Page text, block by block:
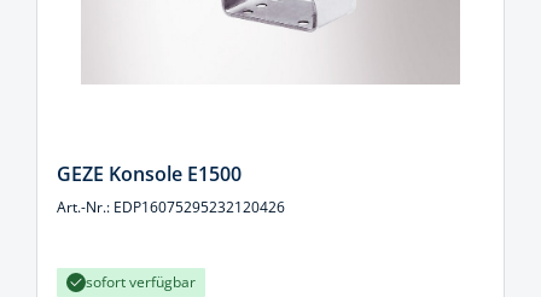
GEZE Konsole E1500
Art.-Nr.: EDP16075295232120426
sofort verfügbar